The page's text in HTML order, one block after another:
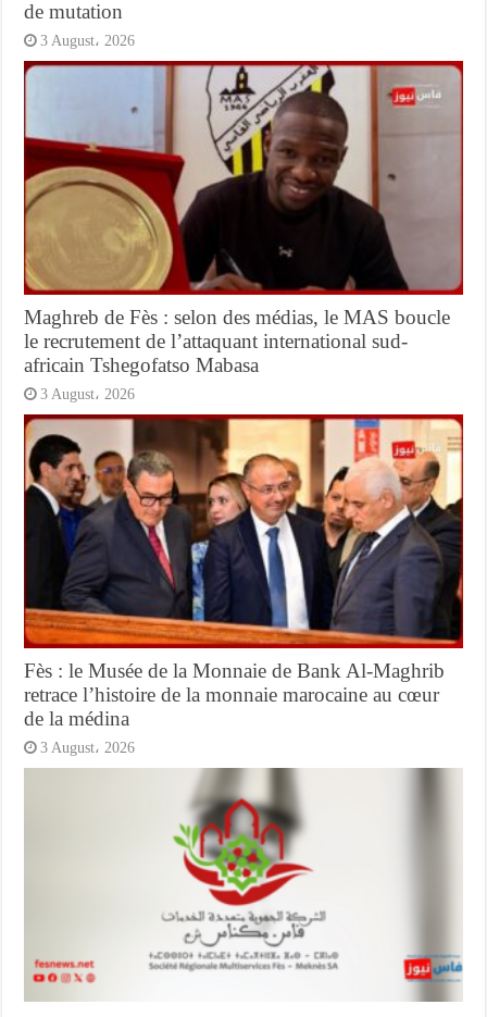
de mutation
3 August، 2026
Maghreb de Fès : selon des médias, le MAS boucle
le recrutement de l’attaquant international sud-
africain Tshegofatso Mabasa
3 August، 2026
Fès : le Musée de la Monnaie de Bank Al-Maghrib
retrace l’histoire de la monnaie marocaine au cœur
de la médina
3 August، 2026